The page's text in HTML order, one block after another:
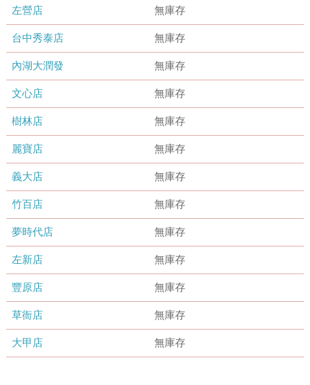
左營店 無庫存
台中秀泰店 無庫存
內湖大潤發 無庫存
文心店 無庫存
樹林店 無庫存
麗寶店 無庫存
義大店 無庫存
竹百店 無庫存
夢時代店 無庫存
左新店 無庫存
豐原店 無庫存
草衙店 無庫存
大甲店 無庫存